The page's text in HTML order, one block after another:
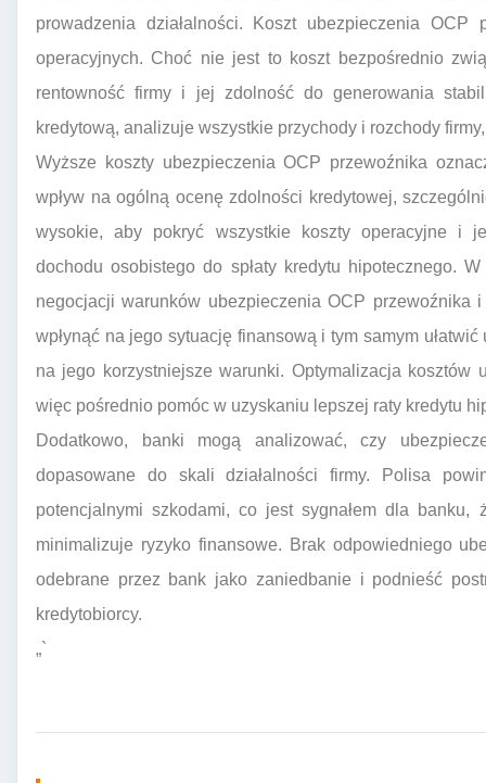
prowadzenia działalności. Koszt ubezpieczenia
operacyjnych. Choć nie jest to koszt bezpośrednio
rentowność firmy i jej zdolność do generowania
kredytową, analizuje wszystkie przychody i rozchody
Wyższe koszty ubezpieczenia OCP przewoźnika
wpływ na ogólną ocenę zdolności kredytowej,
wysokie, aby pokryć wszystkie koszty operacyjne i
dochodu osobistego do spłaty kredytu hipotecznego.
negocjacji warunków ubezpieczenia OCP przewoźnika
wpłynąć na jego sytuację finansową i tym samym
na jego korzystniejsze warunki. Optymalizacja kosztów
więc pośrednio pomóc w uzyskaniu lepszej raty kredytu
Dodatkowo, banki mogą analizować, czy
dopasowane do skali działalności firmy. Polisa
potencjalnymi szkodami, co jest sygnałem dla
minimalizuje ryzyko finansowe. Brak odpowiedniego
odebrane przez bank jako zaniedbanie i podnieść
kredytobiorcy.
„`